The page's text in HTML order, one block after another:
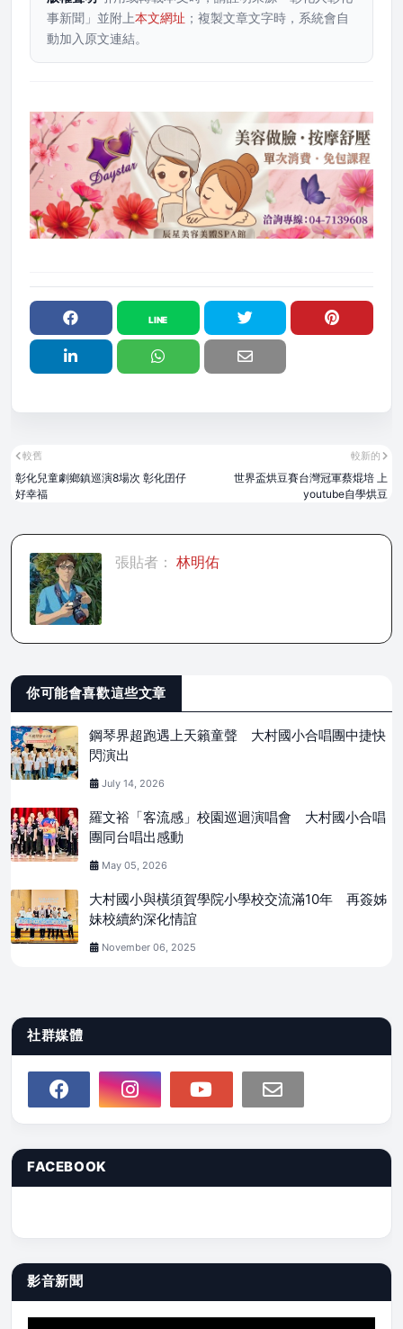
事新聞」並附上本文網址 ；複製文章文字時，系統會自
動加入原文連結。
較新的
世界盃烘豆賽台灣冠軍蔡焜培 上
youtube自學烘豆
較舊
彰化兒童劇鄉鎮巡演8場次 彰化囝仔
好幸福
張貼者： 林明佑
你可能會喜歡這些文章
鋼琴界超跑遇上天籟童聲 大村國小合唱團中捷快
閃演出
July 14, 2026
羅文裕「客流感」校園巡迴演唱會 大村國小合唱
團同台唱出感動
May 05, 2026
大村國小與橫須賀學院小學校交流滿10年 再簽姊
妹校續約深化情誼
November 06, 2025
社群媒體
FACEBOOK
影音新聞